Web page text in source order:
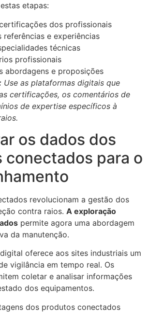
etapas:
dos profissionais
referências e experiências
técnicas
profissionais
abordagens e proposições
Use as plataformas digitais que
certificações, os comentários de
de expertise específicos à
os dados dos
conectados para o
revolucionam a gestão dos
contra raios. A exploração
permite agora uma abordagem
da manutenção.
oferece aos sites industriais um
vigilância em tempo real. Os
coletar e analisar informações
dos equipamentos.
dos produtos conectados